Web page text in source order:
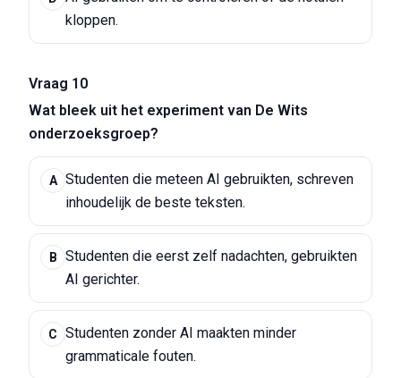
kloppen.
Vraag 10
Wat bleek uit het experiment van De Wits
onderzoeksgroep?
A Studenten die meteen AI gebruikten, schreven
inhoudelijk de beste teksten.
B
Studenten die eerst zelf nadachten, gebruikten
AI gerichter.
C
Studenten zonder AI maakten minder
grammaticale fouten.